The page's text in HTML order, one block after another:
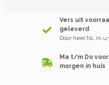
Vers uit
geleverd
Door heel NL
Ma t/m Do
morgen in huis